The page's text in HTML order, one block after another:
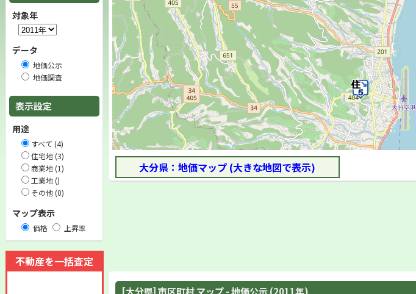
対象年
データ
地価公示
地価調査
表示設定
用途
すべて (4)
住宅地 (3)
商業地 (1)
工業地 ()
その他 (0)
マップ表示
価格 上昇率
不動産を一括査定
大分県：地価マップ (大きな地図で表示)
[大分県] 市区町村 マップ - 地価公示 (2011年)